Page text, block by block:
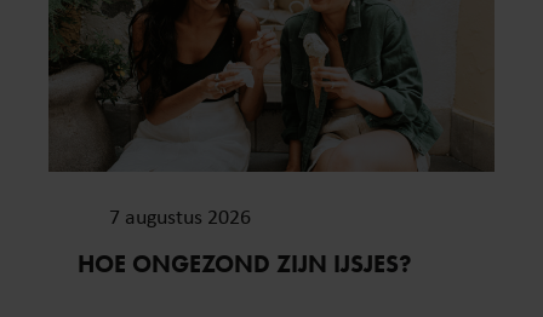
7 augustus 2026
HOE ONGEZOND ZIJN IJSJES?